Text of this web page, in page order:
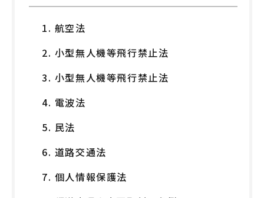
1. 航空法
2. 小型無人機等飛行禁止法
3. 小型無人機等飛行禁止法
4. 電波法
5. 民法
6. 道路交通法
7. 個人情報保護法